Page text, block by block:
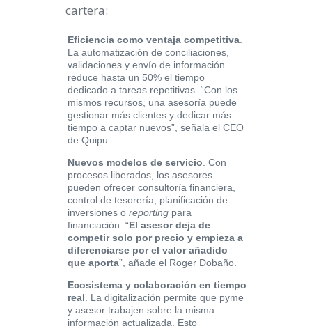
cartera:
Eficiencia como ventaja competitiva
La automatización de conciliaciones,
validaciones y envío de información
reduce hasta un 50% el tiempo
dedicado a tareas repetitivas. “Con los
mismos recursos, una asesoría puede
gestionar más clientes y dedicar más
tiempo a captar nuevos”, señala el CEO
de Quipu.
Nuevos modelos de servicio . Con
procesos liberados, los asesores
pueden ofrecer consultoría financiera,
control de tesorería, planificación de
inversiones o reporting para
financiación. “El asesor deja de
competir solo por precio y empieza a
diferenciarse por el valor añadido
que aporta”, añade el Roger Dobaño.
Ecosistema y colaboración en tiempo
real . La digitalización permite que pyme
y asesor trabajen sobre la misma
información actualizada. Esto